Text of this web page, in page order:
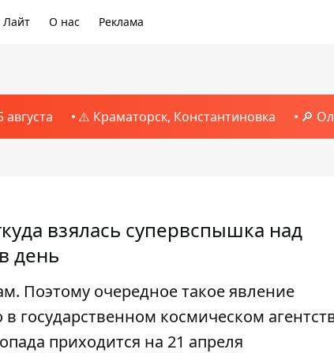
Лайт О нас Реклама
⚠️ Краматорск, Константиновка 🔎
взялась супервспышка над
день
Поэтому очередное такое явление
государственном космическом
приходится на 21 апреля